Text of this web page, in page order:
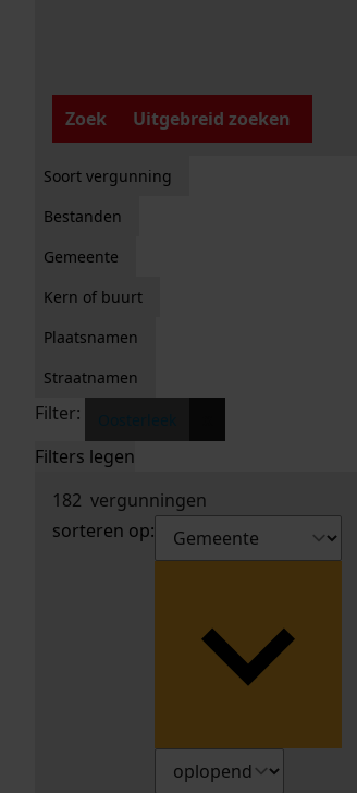
Zoek
Uitgebreid zoeken
Soort vergunning
Bestanden
Gemeente
Kern of buurt
Plaatsnamen
Straatnamen
Filter:
Filters legen
182 vergunningen
sorteren op: